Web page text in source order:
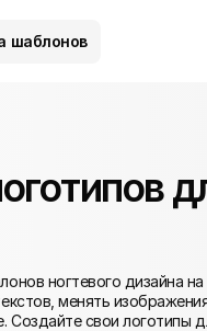
шаблонов
ногтевого дизайна
менять
Создайте свои логотипы